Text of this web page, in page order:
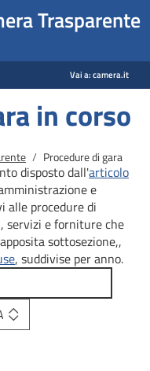
Trasparente
Vai a:camera.it
in corso
Procedure di gara
disposto dall'articolo
e
procedure di
servizi e forniture che
sottosezione,,
, suddivise per anno.